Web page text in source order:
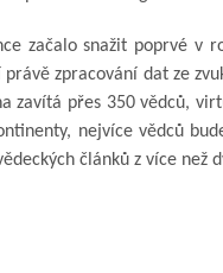
začalo snažit poprvé
zpracování dat ze
zavítá přes 350 vědců,
nejvíce vědců
článků z více než